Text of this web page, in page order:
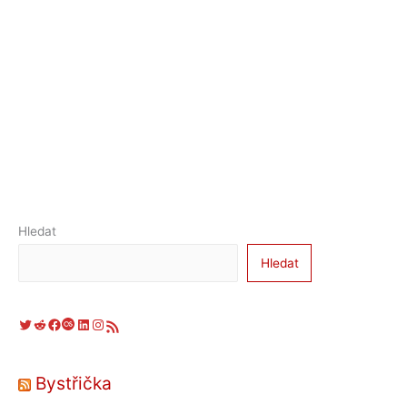
Hledat
Hledat
Twitter Reddit Facebook Last.fm LinkedIn Instagram RSS zdroj
Bystřička